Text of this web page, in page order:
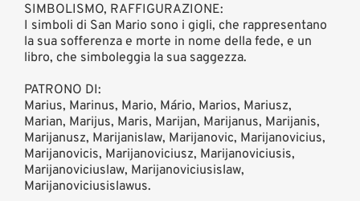
SIMBOLISMO, RAFFIGURAZIONE:
I simboli di San Mario sono i gigli, che rappresentano
la sua sofferenza e morte in nome della fede, e un
libro, che simboleggia la sua saggezza.
PATRONO DI:
Marius, Marinus, Mario, Mário, Marios, Mariusz,
Marian, Marijus, Maris, Marijan, Marijanus, Marijanis,
Marijanusz, Marijanislaw, Marijanovic, Marijanovicius,
Marijanovicis, Marijanoviciusz, Marijanoviciusis,
Marijanoviciuslaw, Marijanoviciusislaw,
Marijanoviciusislawus.